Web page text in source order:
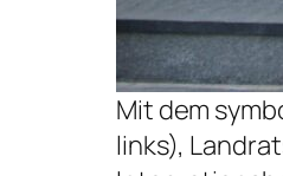
Mit dem
links),